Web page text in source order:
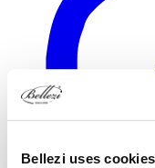
Bellezi uses cookies